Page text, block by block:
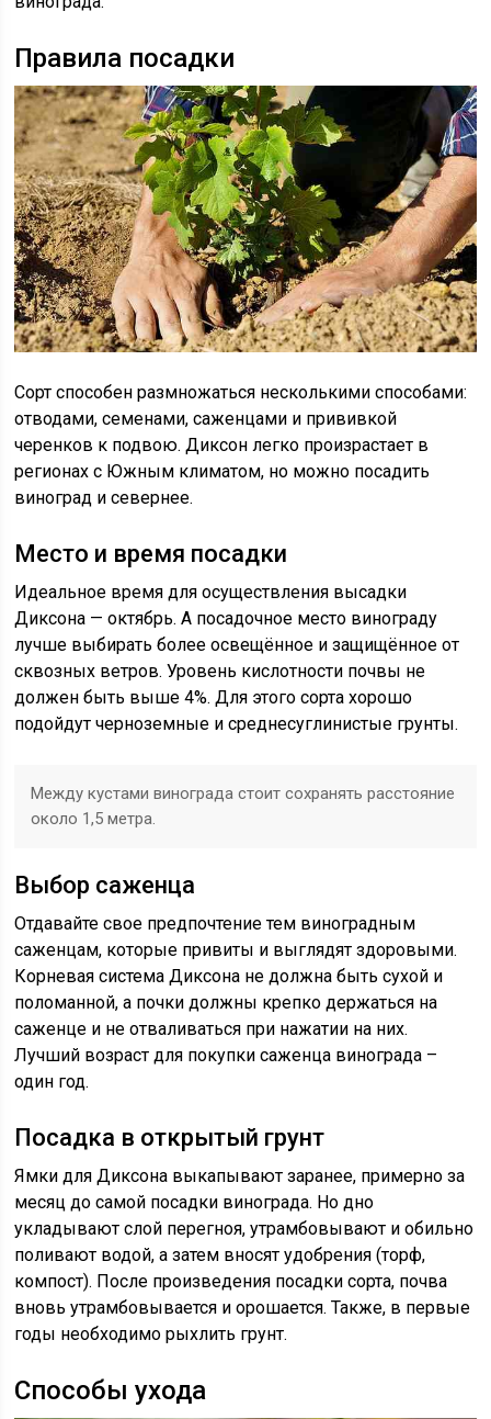
Правила посадки
Сорт способен размножаться несколькими способами:
отводами, семенами, саженцами и прививкой
черенков к подвою. Диксон легко произрастает в
регионах с Южным климатом, но можно посадить
виноград и севернее.
Место и время посадки
Идеальное время для осуществления высадки
Диксона — октябрь. А посадочное место винограду
лучше выбирать более освещённое и защищённое от
сквозных ветров. Уровень кислотности почвы не
должен быть выше 4%. Для этого сорта хорошо
подойдут черноземные и среднесуглинистые грунты.
Между кустами винограда стоит сохранять расстояние
около 1,5 метра.
Выбор саженца
Отдавайте свое предпочтение тем виноградным
саженцам, которые привиты и выглядят здоровыми.
Корневая система Диксона не должна быть сухой и
поломанной, а почки должны крепко держаться на
саженце и не отваливаться при нажатии на них.
Лучший возраст для покупки саженца винограда –
один год.
Посадка в открытый грунт
Ямки для Диксона выкапывают заранее, примерно за
месяц до самой посадки винограда. Но дно
укладывают слой перегноя, утрамбовывают и обильно
поливают водой, а затем вносят удобрения (торф,
компост). После произведения посадки сорта, почва
вновь утрамбовывается и орошается. Также, в первые
годы необходимо рыхлить грунт.
Способы ухода